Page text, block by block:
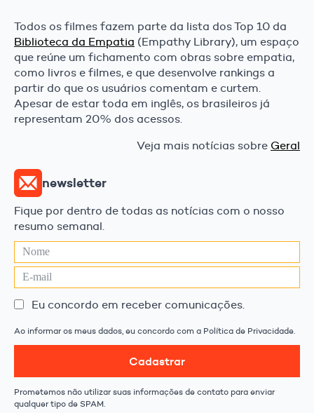
Todos os filmes fazem parte da lista dos Top 10 da
Biblioteca da Empatia (Empathy Library), um espaço
que reúne um fichamento com obras sobre empatia,
como livros e filmes, e que desenvolve rankings a
partir do que os usuários comentam e curtem.
Apesar de estar toda em inglês, os brasileiros já
representam 20% dos acessos.
Veja mais notícias sobre Geral
newsletter
Fique por dentro de todas as notícias com o nosso
resumo semanal.
Eu concordo em receber comunicações.
Ao informar os meus dados, eu concordo com a Política de Privacidade.
Cadastrar
Prometemos não utilizar suas informações de contato para enviar
qualquer tipo de SPAM.